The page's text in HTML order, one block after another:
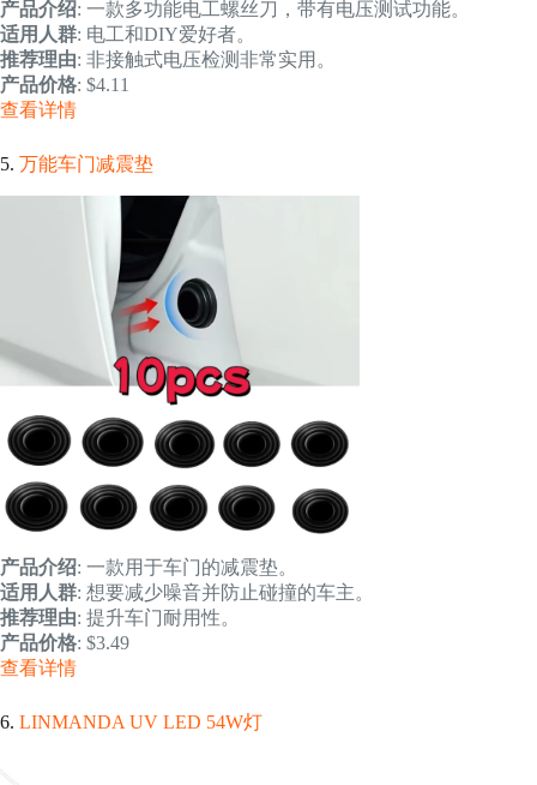
产品介绍: 一款多功能电工螺丝刀，带有电压测试功能。
适用人群: 电工和DIY爱好者。
推荐理由: 非接触式电压检测非常实用。
产品价格: $4.11
查看详情
5. 万能车门减震垫
产品介绍: 一款用于车门的减震垫。
适用人群: 想要减少噪音并防止碰撞的车主。
推荐理由: 提升车门耐用性。
产品价格: $3.49
查看详情
6. LINMANDA UV LED 54W灯